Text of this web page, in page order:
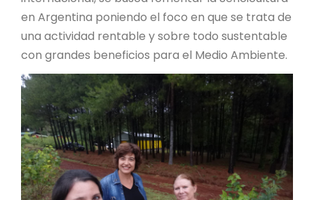
en Argentina poniendo el foco en que se trata de
una actividad rentable y sobre todo sustentable
con grandes beneficios para el Medio Ambiente.